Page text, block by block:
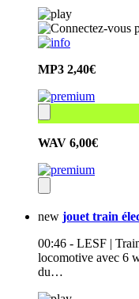
MP3 2,40€
WAV 6,00€
new jouet train
00:46 - LESF |
locomotive avec 6
du…